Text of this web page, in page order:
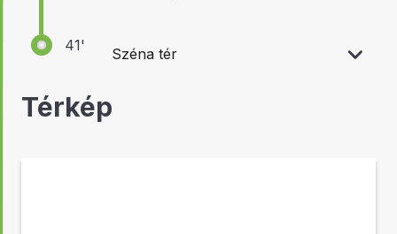
41' Széna tér
Térkép